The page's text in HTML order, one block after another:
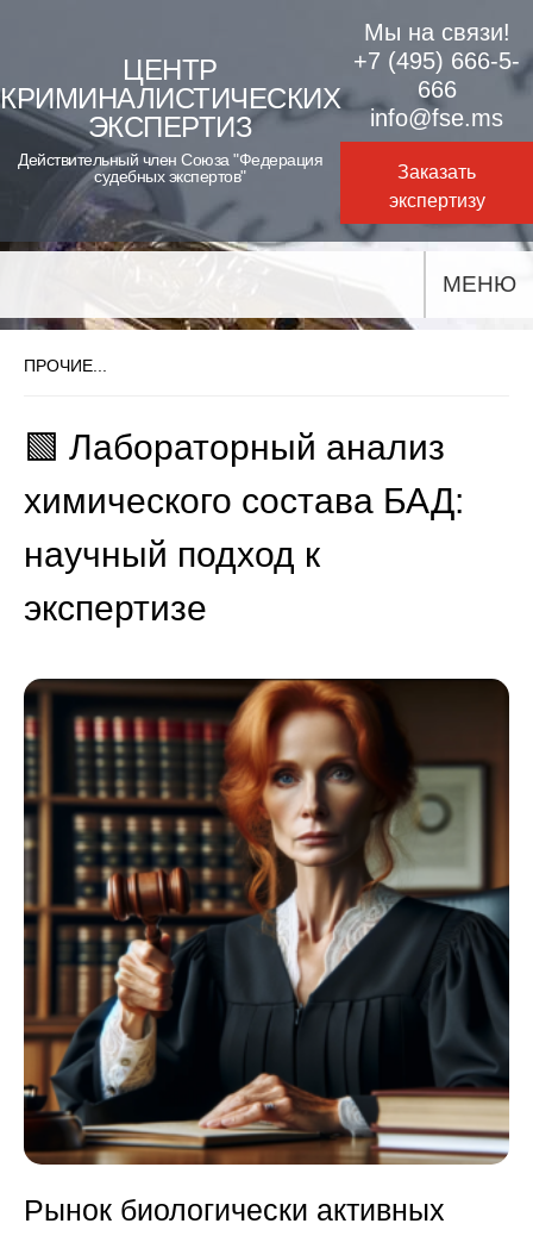
content
ЦЕНТР
КРИМИНАЛИСТИЧЕСКИХ
ЭКСПЕРТИЗ
Действительный член Союза "Федерация
судебных экспертов"
Мы на связи!
+7 (495) 666-5-
666
info@fse.ms
Заказать
экспертизу
МЕНЮ
ПРОЧИЕ...
🟩 Лабораторный анализ
химического состава БАД:
научный подход к
экспертизе
Рынок биологически активных